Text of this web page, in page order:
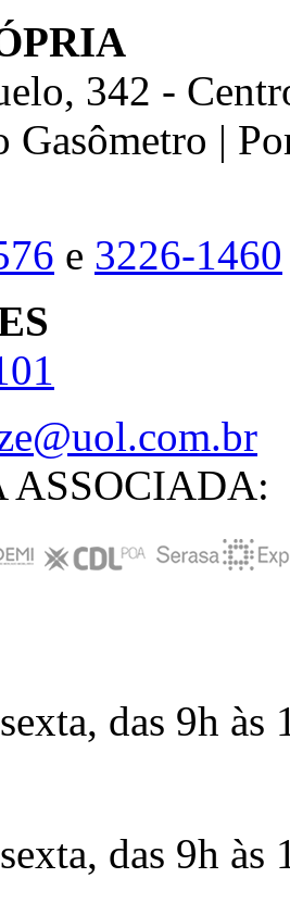
342 -
Gasômetro |
e 3226-1460
ASSOCIADA:
das 9h
das 9h